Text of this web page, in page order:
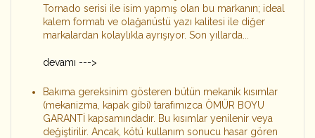
Tornado serisi ile isim yapmış olan bu markanın; ideal
kalem formatı ve olağanüstü yazı kalitesi ile diğer
markalardan kolaylıkla ayrışıyor. Son yıllarda...
devamı --->
Bakıma gereksinim gösteren bütün mekanik kısımlar
(mekanizma, kapak gibi) tarafımızca ÖMÜR BOYU
GARANTİ kapsamındadır. Bu kısımlar yenilenir veya
değiştirilir. Ancak, kötü kullanım sonucu hasar gören